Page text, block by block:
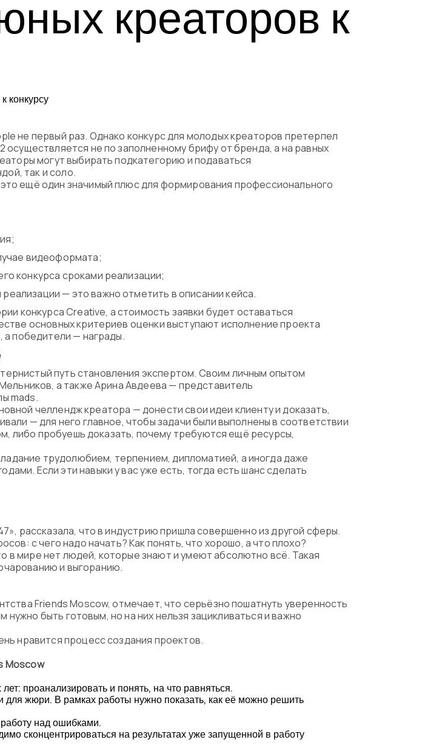
задаваемые вопросы
лекций
креаторов к
не первый раз. Однако конкурс для молодых креаторов претерпел
не по заполненному брифу от бренда, а на равных
могут выбирать подкатегорию и подаваться
так и соло.
ещё один значимый плюс для формирования профессионального
видеоформата;
конкурса сроками реализации;
— это важно отметить в описании кейса.
конкурса Creative, а стоимость заявки будет оставаться
основных критериев оценки выступают исполнение проекта
а победители — награды.
путь становления экспертом. Своим личным опытом
а также Арина Авдеева — представитель
mads.
челлендж креатора — донести свои идеи клиенту и доказать,
— для него главное, чтобы задачи были выполнены в соответствии
либо пробуешь доказать, почему требуются ещё ресурсы,
трудолюбием, терпением, дипломатией, а иногда даже
Если эти навыки у вас уже есть, тогда есть шанс сделать
рассказала, что в индустрию пришла совершенно из другой сферы.
с чего надо начать? Как понять, что хорошо, а что плохо?
в мире нет людей, которые знают и умеют абсолютно всё. Такая
и выгоранию.
Friends Moscow, отмечает, что серьёзно пошатнуть уверенность
быть готовым, но на них нельзя зацикливаться и важно
нравится процесс создания проектов.
Moscow
проанализировать и понять, на что равняться.
для жюри. В рамках работы нужно показать, как её можно решить
над ошибками.
сконцентрироваться на результатах уже запущенной в работу